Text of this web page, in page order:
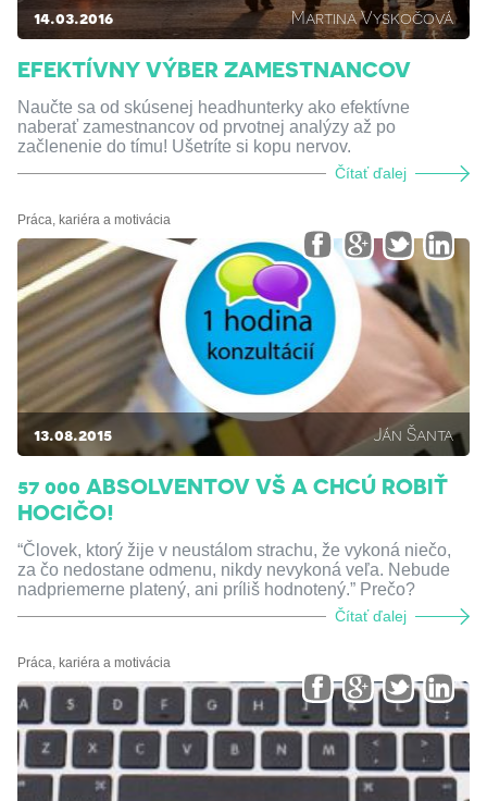
14.03.2016 Martina Vyskočová
EFEKTÍVNY VÝBER ZAMESTNANCOV
Naučte sa od skúsenej headhunterky ako efektívne
naberať zamestnancov od prvotnej analýzy až po
začlenenie do tímu! Ušetríte si kopu nervov.
Čítať ďalej
Práca, kariéra a motivácia
13.08.2015 Ján Šanta
57 000 ABSOLVENTOV VŠ A CHCÚ ROBIŤ
HOCIČO!
“Človek, ktorý žije v neustálom strachu, že vykoná niečo,
za čo nedostane odmenu, nikdy nevykoná veľa. Nebude
nadpriemerne platený, ani príliš hodnotený.” Prečo?
Čítať ďalej
Práca, kariéra a motivácia